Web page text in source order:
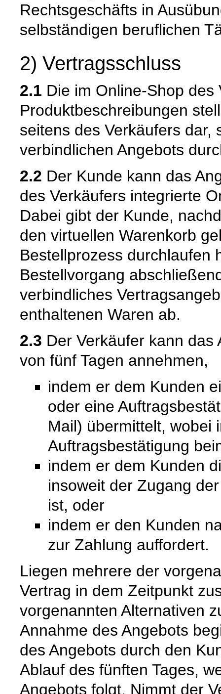
Rechtsgeschäfts in
selbständigen beruflichen
2) Vertragsschluss
2.1 Die im Online-Shop
Produktbeschreibungen
seitens des Verkäufers dar,
verbindlichen Angebots
2.2 Der Kunde kann das
des Verkäufers integrierte
Dabei gibt der Kunde,
den virtuellen Warenkorb
Bestellprozess durchlaufen
Bestellvorgang
verbindliches
enthaltenen Waren ab.
2.3 Der Verkäufer kann
von fünf Tagen annehmen,
indem er dem Kunden
oder eine
Mail) übermittelt, wobei
Auftragsbestätigung
indem er dem Kunden
insoweit der Zugang
ist, oder
indem er den Kunden
zur Zahlung auffordert.
Liegen mehrere der
Vertrag in dem Zeitpunkt
vorgenannten Alternativen
Annahme des Angebots
des Angebots durch den
Ablauf des fünften Tages,
Angebots folgt. Nimmt der